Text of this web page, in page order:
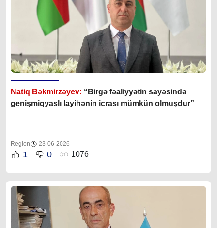
Natiq Bəkmirzəyev: “Birgə fəaliyyətin sayəsində
genişmiqyaslı layihənin icrası mümkün olmuşdur”
Region 23-06-2026
1 0 1076